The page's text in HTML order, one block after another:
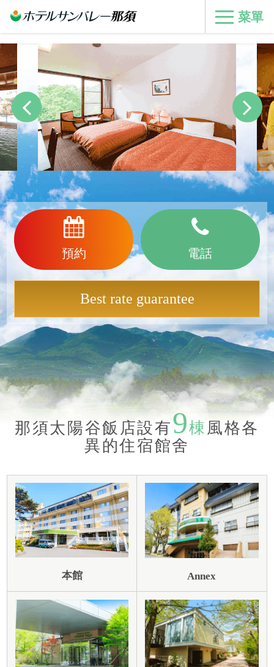
菜單
預約 電話
Best rate guarantee
那須太陽谷飯店設有9棟 風格各
異的住宿館舍​
本館 Annex